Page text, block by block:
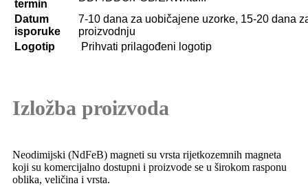
termin
Datum
isporuke
7-10 dana za uobičajene uzorke, 15-20 dana
proizvodnju
Logotip
Prihvati prilagođeni logotip
Izložba proizvoda
Neodimijski (NdFeB) magneti su vrsta rijetkozemnih magneta
koji su komercijalno dostupni i proizvode se u širokom rasponu
oblika, veličina i vrsta.